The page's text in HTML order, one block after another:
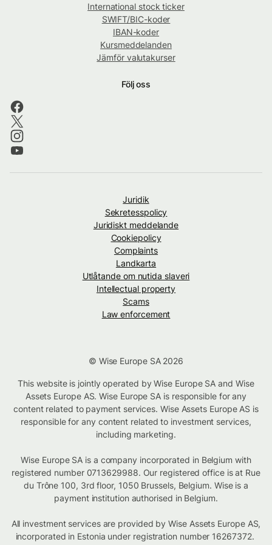
International stock ticker
SWIFT/BIC-koder
IBAN-koder
Kursmeddelanden
Jämför valutakurser
Följ oss
Juridik
Sekretesspolicy
Juridiskt meddelande
Cookiepolicy
Complaints
Landkarta
Utlåtande om nutida slaveri
Intellectual property
Scams
Law enforcement
© Wise Europe SA 2026
This website is jointly operated by Wise Europe SA and Wise
Assets Europe AS. Wise Europe SA is responsible for any
content related to payment services. Wise Assets Europe AS is
responsible for any content related to investment services,
including marketing.
Wise Europe SA is a company incorporated in Belgium with
registered number 0713629988. Our registered office is at Rue
du Trône 100, 3rd floor, 1050 Brussels, Belgium. Wise is a
payment institution authorised in Belgium.
All investment services are provided by Wise Assets Europe AS,
incorporated in Estonia under registration number 16267372.